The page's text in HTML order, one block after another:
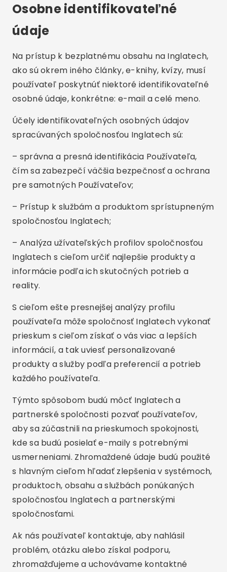
Osobne identifikovateľné
údaje
Na prístup k bezplatnému obsahu na Inglatech,
ako sú okrem iného články, e-knihy, kvízy, musí
používateľ poskytnúť niektoré identifikovateľné
osobné údaje, konkrétne: e-mail a celé meno.
Účely identifikovateľných osobných údajov
spracúvaných spoločnosťou Inglatech sú:
– správna a presná identifikácia Používateľa,
čím sa zabezpečí väčšia bezpečnosť a ochrana
pre samotných Používateľov;
– Prístup k službám a produktom sprístupneným
spoločnosťou Inglatech;
– Analýza užívateľských profilov spoločnosťou
Inglatech s cieľom určiť najlepšie produkty a
informácie podľa ich skutočných potrieb a
reality.
S cieľom ešte presnejšej analýzy profilu
používateľa môže spoločnosť Inglatech vykonať
prieskum s cieľom získať o vás viac a lepších
informácií, a tak uviesť personalizované
produkty a služby podľa preferencií a potrieb
každého používateľa.
Týmto spôsobom budú môcť Inglatech a
partnerské spoločnosti pozvať používateľov,
aby sa zúčastnili na prieskumoch spokojnosti,
kde sa budú posielať e-maily s potrebnými
usmerneniami. Zhromaždené údaje budú použité
s hlavným cieľom hľadať zlepšenia v systémoch,
produktoch, obsahu a službách ponúkaných
spoločnosťou Inglatech a partnerskými
spoločnosťami.
Ak nás používateľ kontaktuje, aby nahlásil
problém, otázku alebo získal podporu,
zhromažďujeme a uchovávame kontaktné